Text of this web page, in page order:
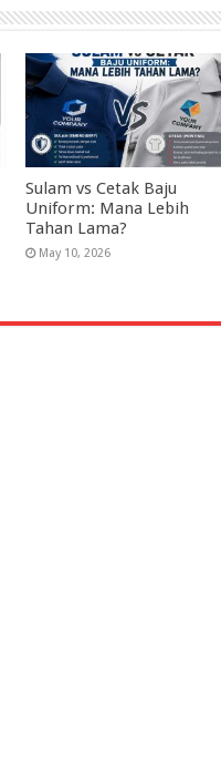
Sulam vs Cetak Baju
Uniform: Mana Lebih
Tahan Lama?
May 10, 2026